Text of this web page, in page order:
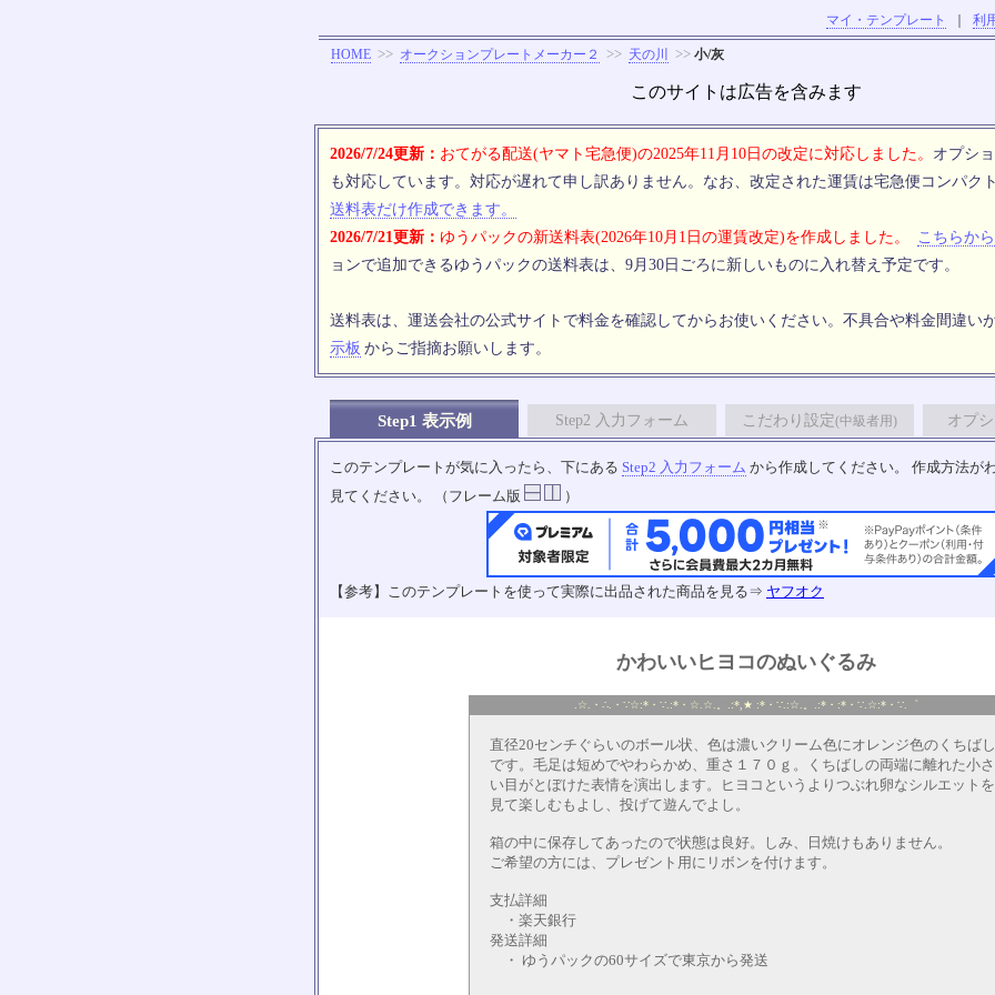
マイ・テンプレート 利
HOME >> オークションプレートメーカー２ >> 天の川 >> 小/灰
このサイトは広告を含みます
2026/7/24更新： おてがる配送(ヤマト宅急便)の2025年11月10日の改定に対応しました。 オプシ
も対応しています。対応が遅れて申し訳ありません。なお、改定された運賃は宅急便コンパク
送料表だけ作成できます。
2026/7/21更新： ゆうパックの新送料表(2026年10月1日の運賃改定)を作成しました。
こちらか
ョンで追加できるゆうパックの送料表は、9月30日ごろに新しいものに入れ替え予定です。
送料表は、運送会社の公式サイトで料金を確認してからお使いください。不具合や料金間違い
示板 からご指摘お願いします。
Step1 表示例 Step2 入力フォーム こだわり設定(中級者用) オプ
このテンプレートが気に入ったら、下にある Step2 入力フォーム から作成してください。 作成方法が
見てください。 （フレーム版
）
【参考】このテンプレートを使って実際に出品された商品を見る⇒ ヤフオク
かわいいヒヨコのぬいぐるみ
.☆.・∴.・∵☆:*・∵.:*・☆.☆.。.:*,★ :*・∵.:☆.。.:*・:*・∵.☆:*・∵.゜
直径20センチぐらいのボール状、色は濃いクリーム色にオレンジ色のくちばし
です。毛足は短めでやわらかめ、重さ１７０ｇ。くちばしの両端に離れた小さ
い目がとぼけた表情を演出します。ヒヨコというよりつぶれ卵なシルエットを
見て楽しむもよし、投げて遊んでよし。
箱の中に保存してあったので状態は良好。しみ、日焼けもありません。
ご希望の方には、プレゼント用にリボンを付けます。
支払詳細
・楽天銀行
発送詳細
・ ゆうパックの60サイズで東京から発送